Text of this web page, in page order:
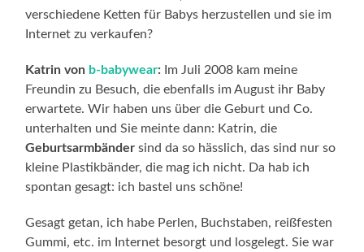
verschiedene Ketten für Babys herzustellen und sie im
Internet zu verkaufen?
Katrin von b-babywear: Im Juli 2008 kam meine
Freundin zu Besuch, die ebenfalls im August ihr Baby
erwartete. Wir haben uns über die Geburt und Co.
unterhalten und Sie meinte dann: Katrin, die
Geburtsarmbänder sind da so hässlich, das sind nur so
kleine Plastikbänder, die mag ich nicht. Da hab ich
spontan gesagt: ich bastel uns schöne!
Gesagt getan, ich habe Perlen, Buchstaben, reißfesten
Gummi, etc. im Internet besorgt und losgelegt. Sie war